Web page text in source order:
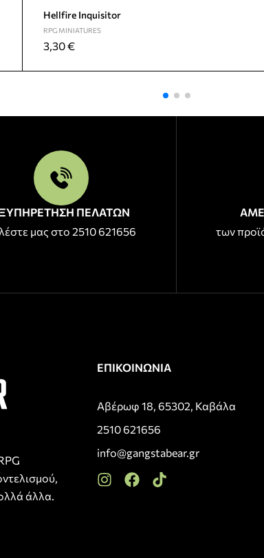
Hellfire Inquisitor
RPG MINIATURES
3,30€
ΠΕΛΑΤΩΝ
μας στο 2510 621656
των
άλλα.
ΕΠΙΚΟΙΝΩΝΙΑ
Αβέρωφ 18, 65302, Καβάλα
2510 621656
info@gangstabear.gr